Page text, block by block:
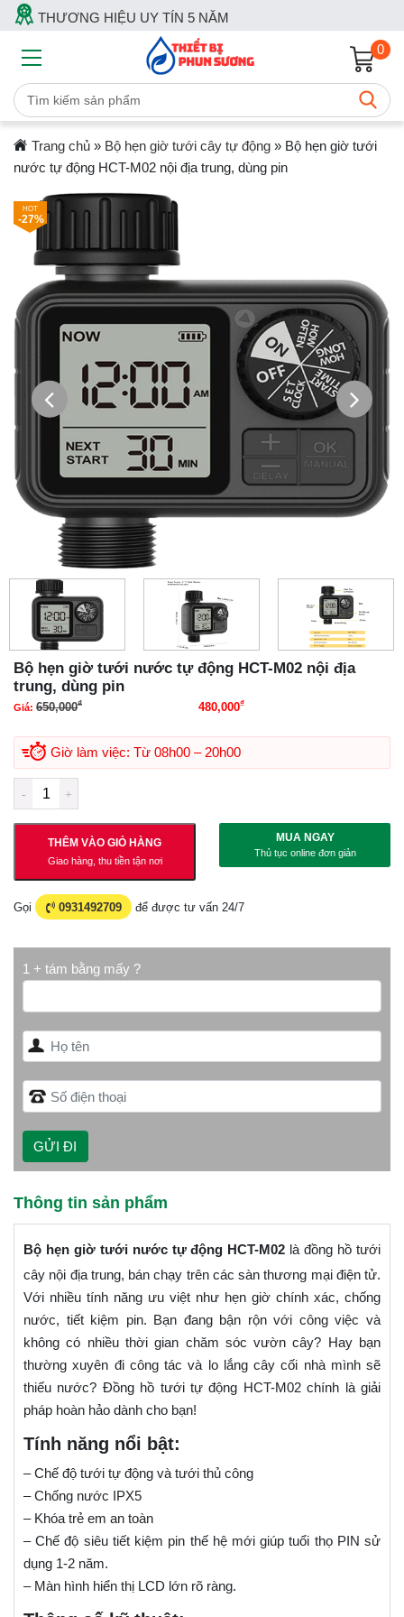
THƯƠNG HIỆU UY TÍN 5 NĂM
0
Trang chủ» Bộ hẹn giờ tưới cây tự động» Bộ hẹn giờ tưới
nước tự động HCT-M02 nội địa trung, dùng pin
-27%
Bộ hẹn giờ tưới nước tự động HCT-M02 nội địa
trung, dùng pin
Giá: 650,000₫ 480,000₫Giá hiện tại là: 480,000₫.
Giờ làm việc: Từ 08h00 – 20h00
THÊM VÀO GIỎ HÀNG
Giao hàng, thu tiền tận nơi
MUA NGAY
Thủ tục online đơn giản
Gọi 0931492709 để được tư vấn 24/7
1 + tám bằng mấy ?
Thông tin sản phẩm
Bộ hẹn giờ tưới nước tự động HCT-M02 là đồng hồ tưới
cây nội địa trung, bán chạy trên các sàn thương mại điện tử.
Với nhiều tính năng ưu việt như hẹn giờ chính xác, chống
nước, tiết kiệm pin. Bạn đang bận rộn với công việc và
không có nhiều thời gian chăm sóc vườn cây? Hay bạn
thường xuyên đi công tác và lo lắng cây cối nhà mình sẽ
thiếu nước? Đồng hồ tưới tự động HCT-M02 chính là giải
pháp hoàn hảo dành cho bạn!
Tính năng nổi bật:
– Chế độ tưới tự động và tưới thủ công
– Chống nước IPX5
– Khóa trẻ em an toàn
– Chế độ siêu tiết kiệm pin thế hệ mới giúp tuổi thọ PIN sử
dụng 1-2 năm.
– Màn hình hiển thị LCD lớn rõ ràng.